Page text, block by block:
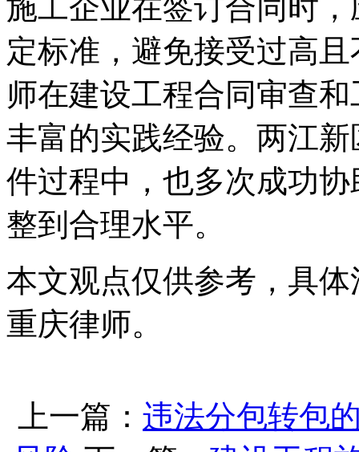
施工企业在签订合同时
定标准，避免接受过高
师在建设工程合同审查
丰富的实践经验。两江
件过程中，也多次成功
整到合理水平。
本文观点仅供参考，具
重庆律师。
上一篇： 违法分包转包